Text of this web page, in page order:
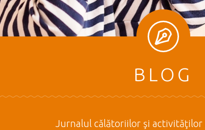
BLOG
Jurnalul călătoriilor şi activităţilor